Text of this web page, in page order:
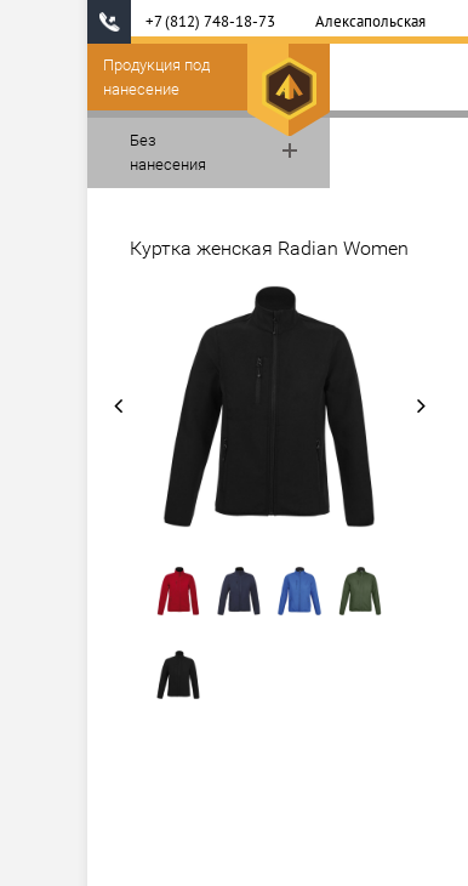
+7 (812) 748-18-73 Алексапольская
Продукция под
нанесение
Без
нанесения
Куртка женская Radian Women